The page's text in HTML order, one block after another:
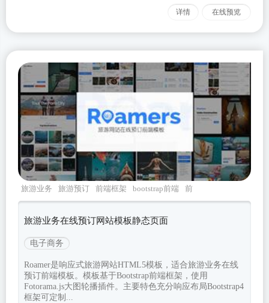
详情 在线预览
旅游业务 旅游预订 前端框架 bootstrap前端
前
端模板
旅游业务在线预订网站模板静态页面
电子商务
Roamer是响应式旅游网站HTML5模板，适合旅游业务在线
预订前端模板。模板基于Bootstrap前端框架，使用
Fotorama.js大图轮播插件。主要特色充分响应布局Bootstrap4
框架可定制...